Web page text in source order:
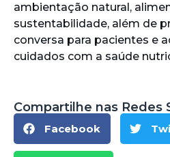
ambientação natural,
sustentabilidade, além de
conversa para pacientes e
cuidados com a saúde
Compartilhe nas Redes
Facebook